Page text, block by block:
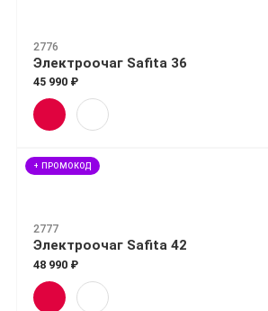
2776
Электроочаг Safita 36
45 990 ₽
+ ПРОМОКОД
2777
Электроочаг Safita 42
48 990 ₽